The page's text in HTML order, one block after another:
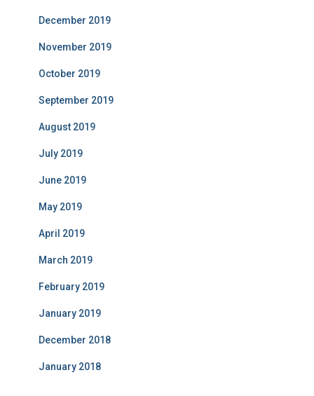
December 2019
November 2019
October 2019
September 2019
August 2019
July 2019
June 2019
May 2019
April 2019
March 2019
February 2019
January 2019
December 2018
January 2018